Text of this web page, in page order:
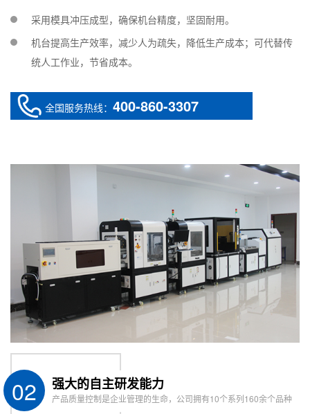
采用模具冲压成型，确保机台精度，坚固耐用。
机台提高生产效率，减少人为疏失，降低生产成本；可代替传
统人工作业，节省成本。
全国服务热线： 400-860-3307
02 强大的自主研发能力
产品质量控制是企业管理的生命，公司拥有10个系列160余个品种